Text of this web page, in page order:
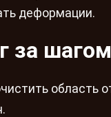
деформации.
за шагом
область